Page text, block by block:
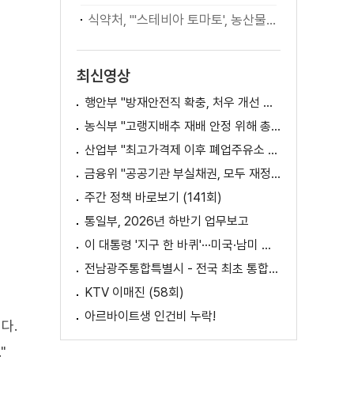
.
식약처, "'스테비아 토마토', 농산물 아닌 가공식품"
최신영상
행안부 "방재안전직 확충, 처우 개선 등 위한 제도개선 추진"
농식부 "고랭지배추 재배 안정 위해 총력···배추가격 점차 안정세"
산업부 "최고가격제 이후 폐업주유소 증가? 사실 아냐"
금융위 "공공기관 부실채권, 모두 재정으로 보전되는 것 아냐"
주간 정책 바로보기 (141회)
통일부, 2026년 하반기 업무보고
이 대통령 '지구 한 바퀴'···미국·남미 순방 성과는? / AX 대전환의 시대! 국민 위한 적극 행정은?
전남광주통합특별시 - 전국 최초 통합돌봄 모델
KTV 이매진 (58회)
아르바이트생 인건비 누락!